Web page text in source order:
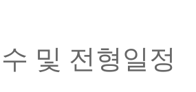
및 전형일정